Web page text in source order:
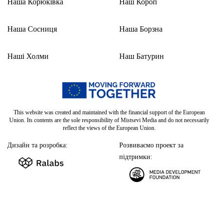
Наша Корюківка
Наша Сосниця
Наші Холми
Наш Короп
Наша Борзна
Наш Батурин
This website was created and maintained with the financial support of the European
Union. Its contents are the sole responsibility of Mistsevi Media and do not necessarily
reflect the views of the European Union.
Дизайн та розробка:
Розвиваємо проект за
підтримки: